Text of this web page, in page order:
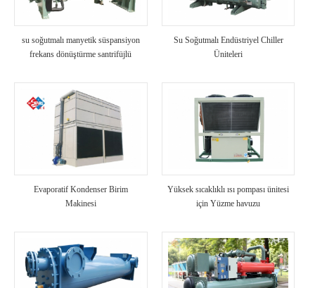
su soğutmalı manyetik süspansiyon
frekans dönüştürme santrifüjlü
Su Soğutmalı Endüstriyel Chiller
Üniteleri
Evaporatif Kondenser Birim
Makinesi
Yüksek sıcaklıklı ısı pompası ünitesi
için Yüzme havuzu